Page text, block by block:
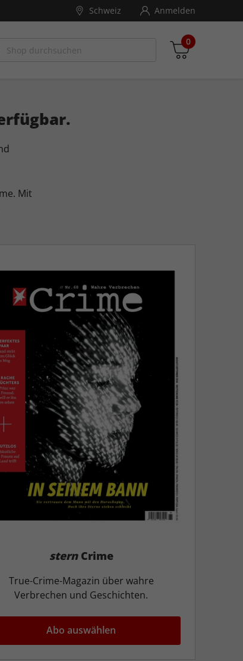
Schweiz Anmelden
0
MwSt., ggf. zzgl. Versandkosten
Mit
sternCrime
True-Crime-Magazin über wahre
Verbrechen und Geschichten.
Abo auswählen